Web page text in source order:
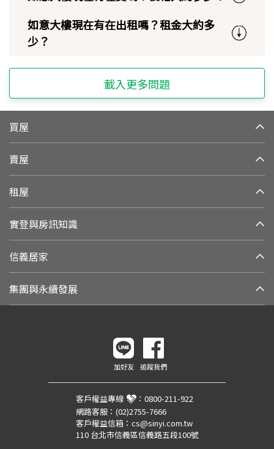
如意大樓現在有在出租嗎？租金大約多
少？
載入更多問題
買屋
賣屋
租屋
實登與房訊知識
信義居家
集團與永續發展
加好友 追蹤我們
客戶權益專線 ： 0800-211-922
網路客服： (02)2755-7666
客戶權益信箱： cs@sinyi.com.tw
110 台北市信義區信義路五段100號